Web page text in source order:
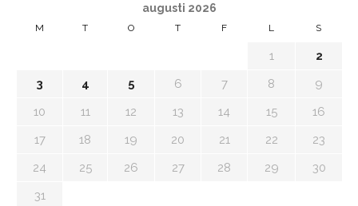
augusti 2026
M T O T F L S
1
2
3
4 5 6 7 8
9
10
11 12 13 14 15
16
17
18 19 20 21 22
23
24
25 26 27 28 29
30
31